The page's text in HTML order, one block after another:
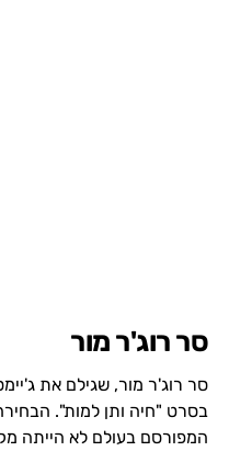
סר רוג'ר מור
סר רוג'ר מור, שגילם את
בסרט "חיה ותן למות".
המפורסם בעולם לא הייתה